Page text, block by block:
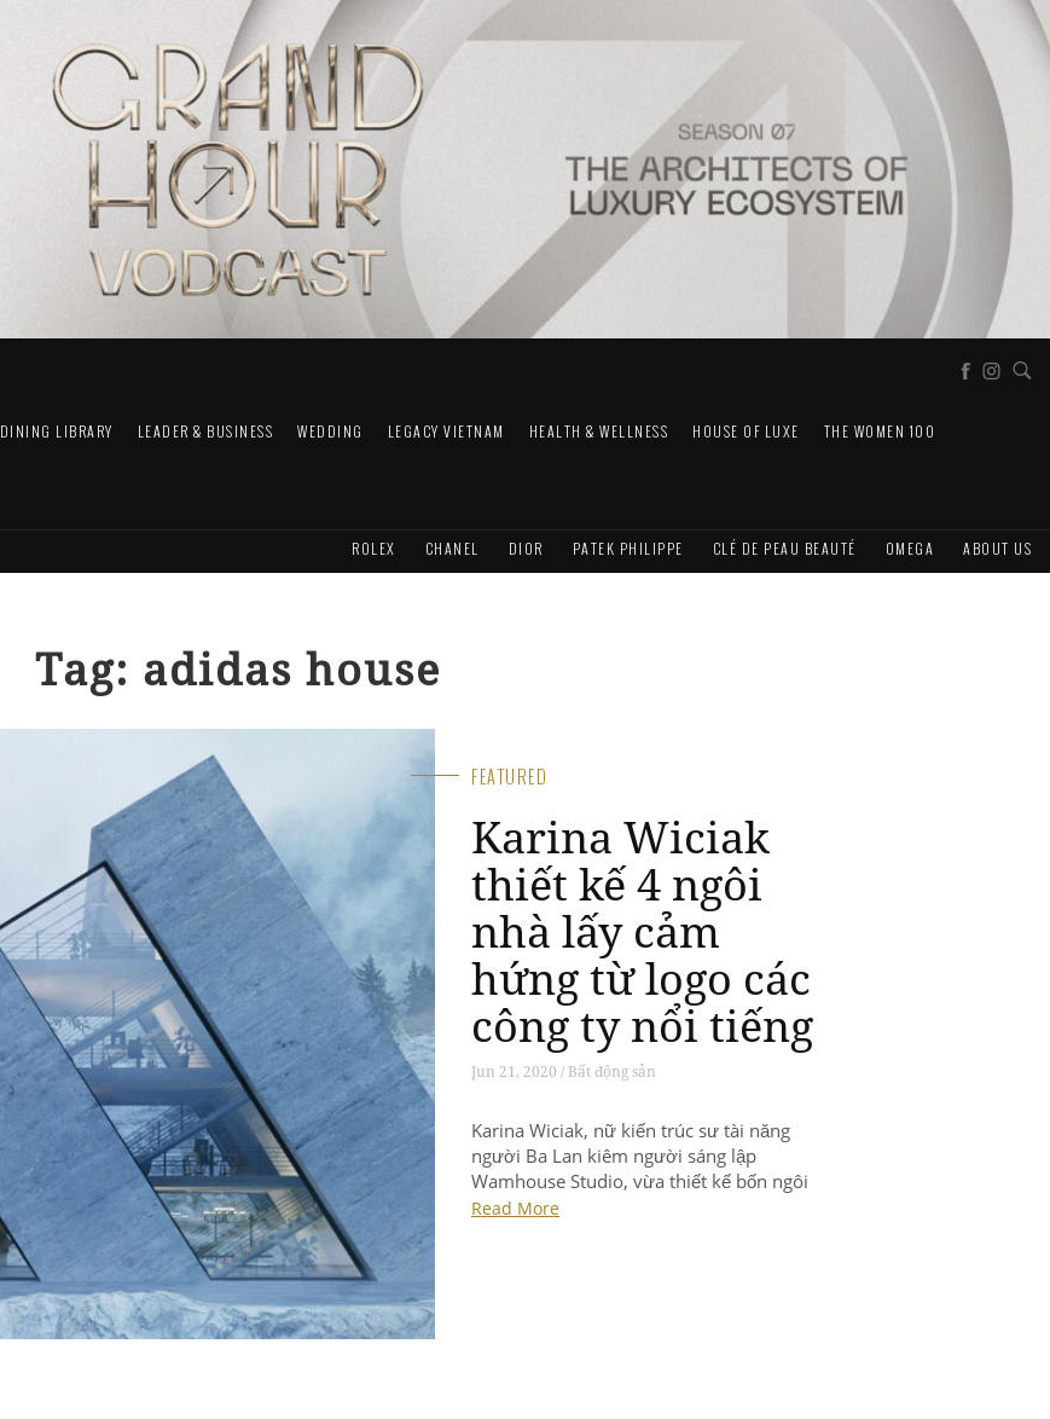
DINING LIBRARY LEADER & BUSINESS WEDDING LEGACY VIETNAM HEALTH & WELLNESS HOUSE OF LUXE THE WOMEN 100
ROLEX CHANEL DIOR PATEK PHILIPPE CLÉ DE PEAU BEAUTÉ OMEGA ABOUT US
Tag: adidas house
FEATURED
Karina Wiciak
thiết kế 4 ngôi
nhà lấy cảm
hứng từ logo các
công ty nổi tiếng
Jun 21, 2020 / Bất động sản
Karina Wiciak, nữ kiến trúc sư tài năng
người Ba Lan kiêm người sáng lập
Wamhouse Studio, vừa thiết kế bốn ngôi
nhà lấy cảm hứng từ logo của các công ty
Read More